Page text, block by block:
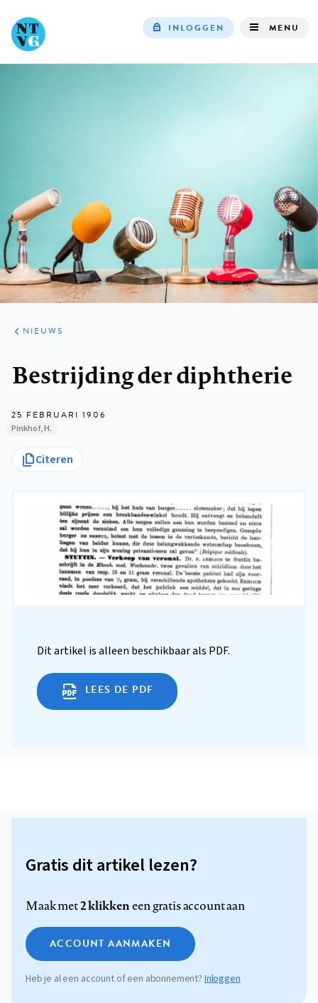
INLOGGEN MENU
ARTIKELEN
HET
KORT
NIEUWS
Bestrijding der diphtherie
25 FEBRUARI 1906
Pinkhof, H.
Citeren
Dit artikel is alleen beschikbaar als PDF.
LEES DE PDF
Gratis dit artikel lezen?
Maak met2 klikkeneen gratis account aan
ACCOUNT AANMAKEN
Heb je al een account of een abonnement? Inloggen